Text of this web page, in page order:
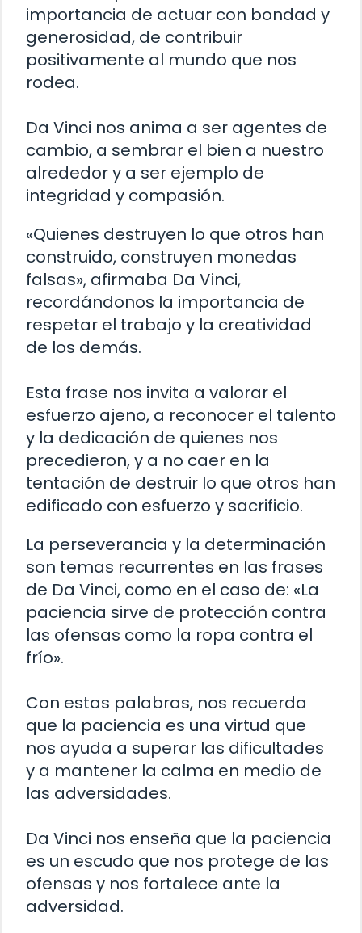
importancia de actuar con bondad y
generosidad, de contribuir
positivamente al mundo que nos
rodea.
Da Vinci nos anima a ser agentes de
cambio, a sembrar el bien a nuestro
alrededor y a ser ejemplo de
integridad y compasión.
«Quienes destruyen lo que otros han
construido, construyen monedas
falsas», afirmaba Da Vinci,
recordándonos la importancia de
respetar el trabajo y la creatividad
de los demás.
Esta frase nos invita a valorar el
esfuerzo ajeno, a reconocer el talento
y la dedicación de quienes nos
precedieron, y a no caer en la
tentación de destruir lo que otros han
edificado con esfuerzo y sacrificio.
La perseverancia y la determinación
son temas recurrentes en las frases
de Da Vinci, como en el caso de: «La
paciencia sirve de protección contra
las ofensas como la ropa contra el
frío».
Con estas palabras, nos recuerda
que la paciencia es una virtud que
nos ayuda a superar las dificultades
y a mantener la calma en medio de
las adversidades.
Da Vinci nos enseña que la paciencia
es un escudo que nos protege de las
ofensas y nos fortalece ante la
adversidad.